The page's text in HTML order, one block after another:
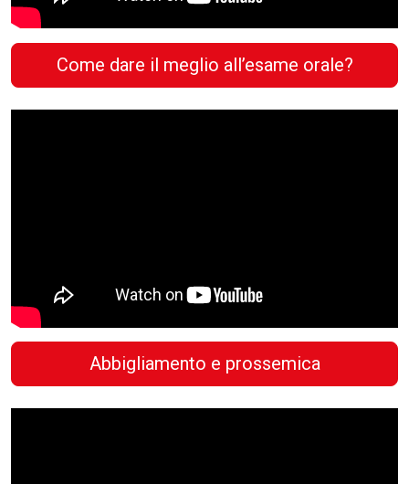
Come dare il meglio all’esame orale?
Abbigliamento e prossemica